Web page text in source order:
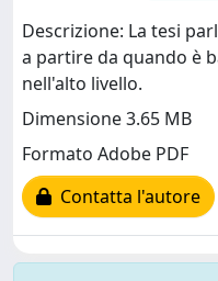
Descrizione: La tesi
a partire da quando è
nell'alto livello.
Dimensione 3.65 MB
Formato Adobe PDF
Contatta l'autore